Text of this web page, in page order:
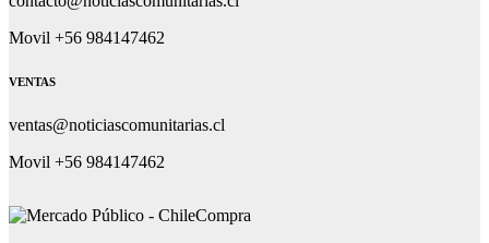
Movil +56 984147462
VENTAS
ventas@noticiascomunitarias.cl
Movil +56 984147462